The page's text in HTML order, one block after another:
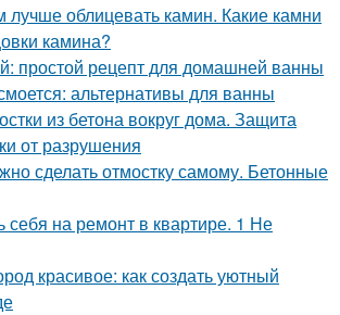
лучше облицевать камин. Какие камни
камина?
простой рецепт для домашней ванны
альтернативы для ванны
из бетона вокруг дома. Защита
от разрушения
сделать отмостку самому. Бетонные
себя на ремонт в квартире. 1 Не
красивое: как создать уютный